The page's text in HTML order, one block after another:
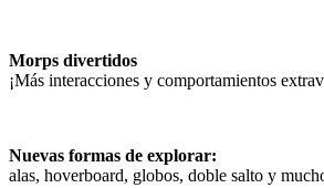
Morps divertidos
¡Más interacciones y comportamientos
Nuevas formas de explorar:
alas, hoverboard, globos, doble salto y